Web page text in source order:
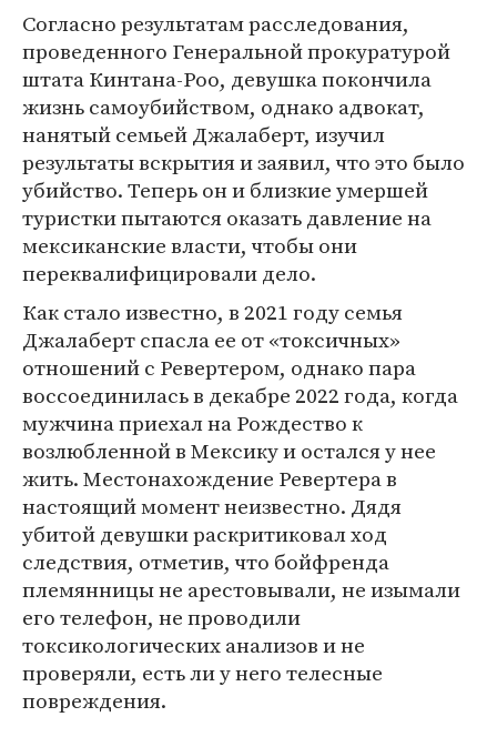
Согласно результатам расследования,
проведенного Генеральной прокуратурой
штата Кинтана-Роо, девушка покончила
жизнь самоубийством, однако адвокат,
нанятый семьей Джалаберт, изучил
результаты вскрытия и заявил, что это было
убийство. Теперь он и близкие умершей
туристки пытаются оказать давление на
мексиканские власти, чтобы они
переквалифицировали дело.
Как стало известно, в 2021 году семья
Джалаберт спасла ее от «токсичных»
отношений с Ревертером, однако пара
воссоединилась в декабре 2022 года, когда
мужчина приехал на Рождество к
возлюбленной в Мексику и остался у нее
жить. Местонахождение Ревертера в
настоящий момент неизвестно. Дядя
убитой девушки раскритиковал ход
следствия, отметив, что бойфренда
племянницы не арестовывали, не изымали
его телефон, не проводили
токсикологических анализов и не
проверяли, есть ли у него телесные
повреждения.